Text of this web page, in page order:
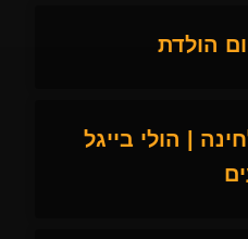
הולדת
| הולי בייגל